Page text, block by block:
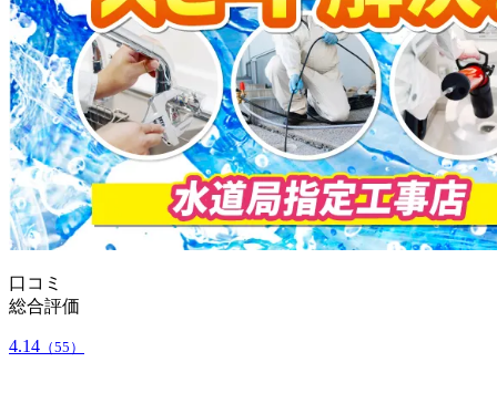
口コミ
総合評価
4.14 （55）